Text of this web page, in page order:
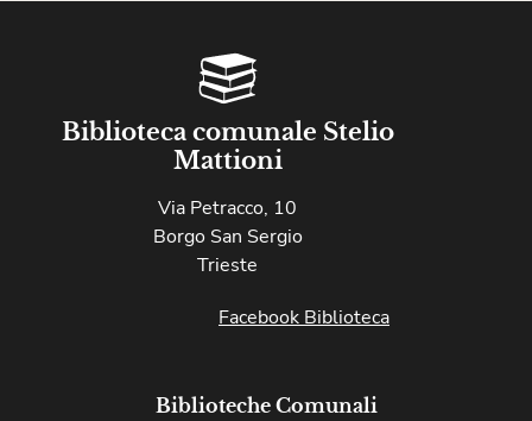
Biblioteca comunale Stelio
Mattioni
Via Petracco, 10
Borgo San Sergio
Trieste
Facebook Biblioteca
Biblioteche Comunali